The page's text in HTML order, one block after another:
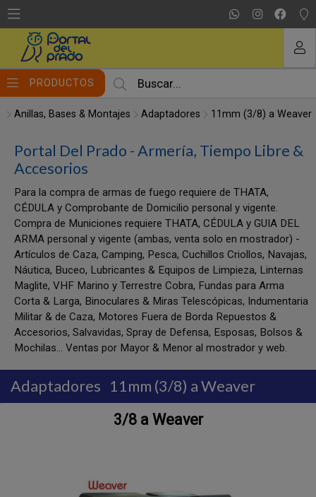
PRODUCTOS
Anillas, Bases & Montajes Adaptadores 11mm (3/8) a Weaver
Portal Del Prado - Armería, Tiempo Libre &
Accesorios
Para la compra de armas de fuego requiere de THATA,
CÉDULA y Comprobante de Domicilio personal y vigente.
Compra de Municiones requiere THATA, CÉDULA y GUIA DEL
ARMA personal y vigente (ambas, venta solo en mostrador) -
Artículos de Caza, Camping, Pesca, Cuchillos Criollos, Navajas,
Náutica, Buceo, Lubricantes & Equipos de Limpieza, Linternas
Maglite, VHF Marino y Terrestre Cobra, Fundas para Arma
Corta & Larga, Binoculares & Miras Telescópicas, Indumentaria
Militar & de Caza, Motores Fuera de Borda Repuestos &
Accesorios, Salvavidas, Spray de Defensa, Esposas, Bolsos &
Mochilas... Ventas por Mayor & Menor al mostrador y web.
Adaptadores 11mm (3/8) a Weaver
3/8 a Weaver